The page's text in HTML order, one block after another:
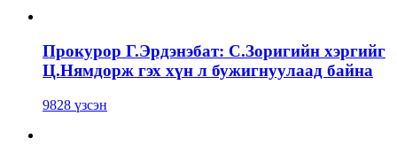
Прокурор Г.Эрдэнэбат: С.Зоригийн хэргийг
Ц.Нямдорж гэх хүн л бужигнуулаад байна
9828 үзсэн